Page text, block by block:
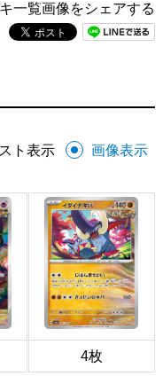
一覧画像をシェアする
ト表示 画像表示
4枚